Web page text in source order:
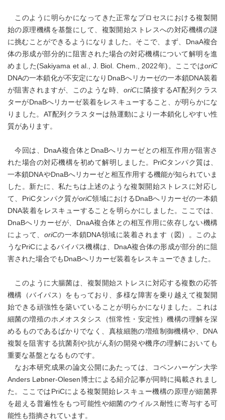
このように明らかになってきた正常なプロセスにおける複製開
始の原理機構を基盤にして、複製開始ストレスへの対応機構の謎
に挑むことができるようになりました。そこで、まず、DnaA複合
体の形成が部分的に阻害された場合の対応機構について解明を進
めました(Sakiyama et al., J. Biol. Chem., 2022年)。ここではoriC
DNAの一本鎖化が不安定になりDnaBへリカーゼの一本鎖DNA装着
が阻害されますが、このような時、 oriCに隣接するAT配列クラス
ターがDnaBへリカーゼ装着をレスキューすること、が明らかにな
りました。AT配列クラスターは熱運動により一本鎖化しやすい性
質があります。
今回は、DnaA複合体とDnaBへリカーゼとの相互作用が阻害さ
れた場合の対応機構を初めて解明しました。PriCタンパク質は、
一本鎖DNAやDnaBへリカーゼと相互作用する機能が知られていま
した。新たに、私たちは上述のような複製開始ストレスに対応し
て、PriCタンパク質がoriC領域におけるDnaBへリカーゼの一本鎖
DNA装着をレスキューすることを明らかにしました。ここでは、
DnaBへリカーゼが、DnaA複合体との相互作用に依存しない機構
によって、 oriCの一本鎖DNA領域に装着されます（図）。このよ
うなPriCによるバイパス機構は、DnaA複合体の形成が部分的に阻
害された場合でもDnaBへリカーゼ装着をレスキューできました。
このように大腸菌は、複製開始ストレスに対応する複数の応答
機構（バイパス）をもっており、多様な障害を乗り越えて複製開
始できる頑強性を築いていることが明らかになりました。これは
細菌の増殖のホメオスタシス（恒常性・安定性）機構の理解を深
めるものであるばかりでなく、真核細胞の増殖制御機構や、DNA
複製を阻害する抗菌剤や抗がん剤の開発や機序の理解においても
重要な基盤となるものです。
なお本研究成果の論文公開にあたっては、コペンハーゲン大学
Anders Løbner-Olesen博士による紹介記事が同時に掲載されまし
た。ここではPriCによる複製開始レスキュー機構の原理が細菌界
を超える普遍性をもつ可能性や細菌のウイルス耐性に寄与する可
能性も指摘されています。